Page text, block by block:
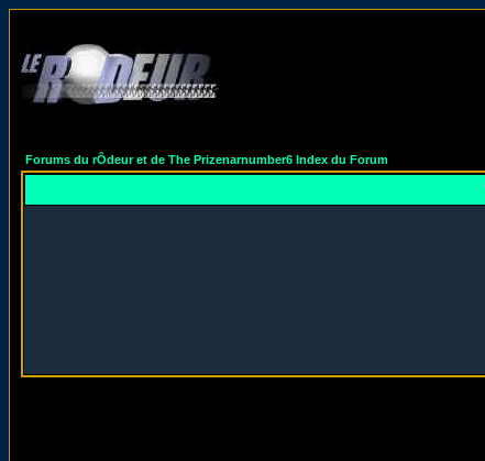
Forums du rÔdeur et de The Prizenarnumber6 Index du Forum